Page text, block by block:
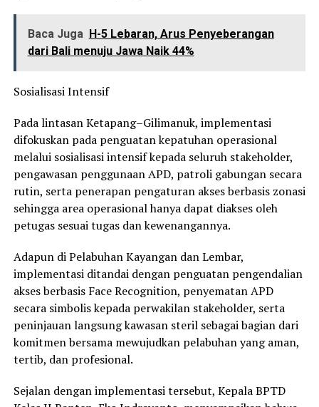
Baca Juga H-5 Lebaran, Arus Penyeberangan
dari Bali menuju Jawa Naik 44%
Sosialisasi Intensif
Pada lintasan Ketapang–Gilimanuk, implementasi
difokuskan pada penguatan kepatuhan operasional
melalui sosialisasi intensif kepada seluruh stakeholder,
pengawasan penggunaan APD, patroli gabungan secara
rutin, serta penerapan pengaturan akses berbasis zonasi
sehingga area operasional hanya dapat diakses oleh
petugas sesuai tugas dan kewenangannya.
Adapun di Pelabuhan Kayangan dan Lembar,
implementasi ditandai dengan penguatan pengendalian
akses berbasis Face Recognition, penyematan APD
secara simbolis kepada perwakilan stakeholder, serta
peninjauan langsung kawasan steril sebagai bagian dari
komitmen bersama mewujudkan pelabuhan yang aman,
tertib, dan profesional.
Sejalan dengan implementasi tersebut, Kepala BPTD